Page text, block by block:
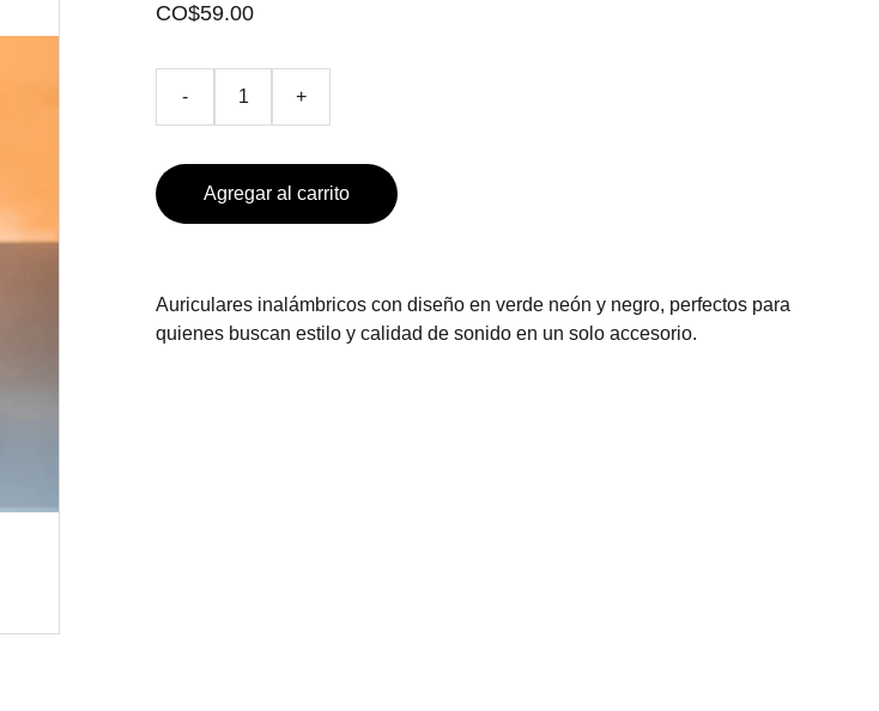
CO$59.00
- +
Agregar al carrito
Auriculares inalámbricos con diseño en verde neón y negro, perfectos para
quienes buscan estilo y calidad de sonido en un solo accesorio.